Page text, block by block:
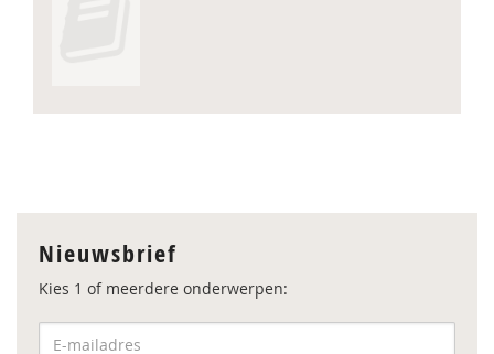
Nieuwsbrief
Kies 1 of meerdere onderwerpen: